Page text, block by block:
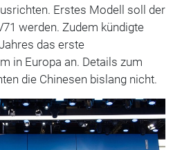
Erstes Modell soll der
werden. Zudem kündigte
das erste
in Europa an. Details zum
die Chinesen bislang nicht.